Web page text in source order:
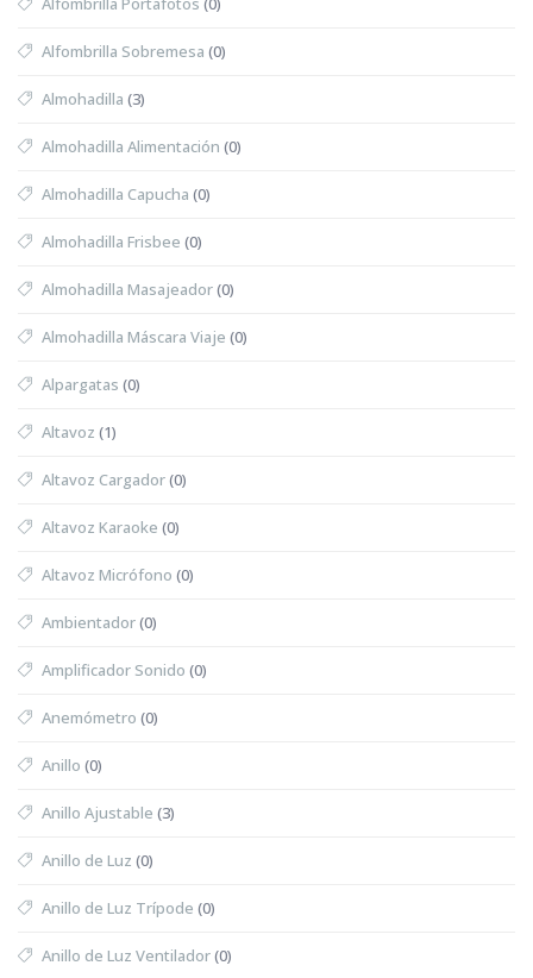
Alfombrilla Sobremesa (0)
Almohadilla (3)
Almohadilla Alimentación (0)
Almohadilla Capucha (0)
Almohadilla Frisbee (0)
Almohadilla Masajeador(0)
Almohadilla Máscara Viaje (0)
Alpargatas (0)
Altavoz (1)
Altavoz Cargador(0)
Altavoz Karaoke (0)
Altavoz Micrófono (0)
Ambientador(0)
Amplificador Sonido (0)
Anemómetro (0)
Anillo (0)
Anillo Ajustable (3)
Anillo de Luz (0)
Anillo de Luz Trípode (0)
Anillo de Luz Ventilador(0)